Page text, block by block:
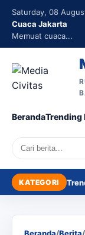
Saturday, 08
Cuaca Jakarta
Memuat cuaca...
BerandaTrending
Search
KATEGORI